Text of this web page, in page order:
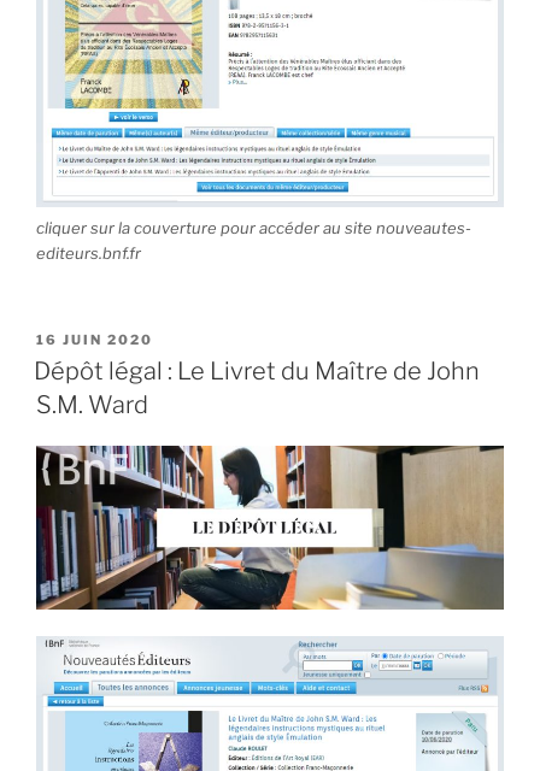
cliquer sur la couverture pour accéder au site nouveautes-
editeurs.bnf.fr
PUBLIÉ
LE
16 JUIN 2020
Dépôt légal : Le Livret du Maître de John
S.M. Ward